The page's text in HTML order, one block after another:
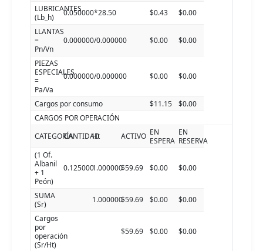
LUBRICANTES
(Lb_h)
0.050000*28.50 $0.43
$0.00
LLANTAS
=
Pn/Vn
0.000000/0.000000 $0.00 $0.00
PIEZAS
ESPECIALES
=
Pa/Va
0.000000/0.000000 $0.00 $0.00
Cargos por consumo $11.15
$0.00
CARGOS POR OPERACIÓN
CATEGORÍACANTIDAD
Ht ACTIVO EN
ESPERA
EN
RESERVA
(1 Of.
Albanil
+ 1
Peón)
0.1250001.000000$59.69 $0.00 $0.00
SUMA
(Sr)
1.000000$59.69 $0.00
$0.00
Cargos
por
operación
(Sr/Ht)
$59.69 $0.00 $0.00